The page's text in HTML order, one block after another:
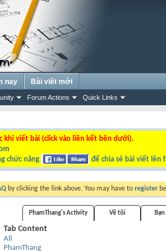
Forum Actions Quick Links
nay Bài viết mới
khi viết bài (click vào liên kết bên dưới).
chức năng để chia sẻ bài viết lên
by clicking the link above. You may have to register
PhamThang's Activity Về tôi
Tab Content
All
PhamThang